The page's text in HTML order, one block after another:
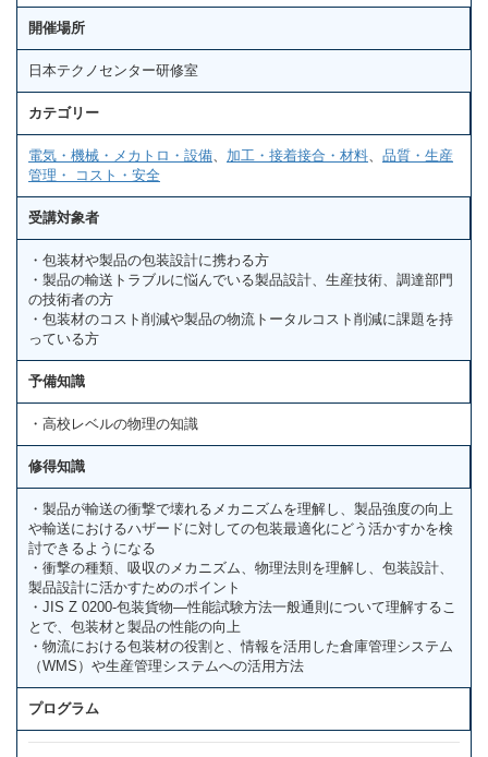
開催場所
日本テクノセンター研修室
カテゴリー
電気・機械・メカトロ・設備、 加工・接着接合・材料、 品質・生産
管理・ コスト・安全
受講対象者
・包装材や製品の包装設計に携わる方
・製品の輸送トラブルに悩んでいる製品設計、生産技術、調達部門
の技術者の方
・包装材のコスト削減や製品の物流トータルコスト削減に課題を持
っている方
予備知識
・高校レベルの物理の知識
修得知識
・製品が輸送の衝撃で壊れるメカニズムを理解し、製品強度の向上
や輸送におけるハザードに対しての包装最適化にどう活かすかを検
討できるようになる
・衝撃の種類、吸収のメカニズム、物理法則を理解し、包装設計、
製品設計に活かすためのポイント
・JIS Z 0200-包装貨物―性能試験方法一般通則について理解するこ
とで、包装材と製品の性能の向上
・物流における包装材の役割と、情報を活用した倉庫管理システム
（WMS）や生産管理システムへの活用方法
プログラム